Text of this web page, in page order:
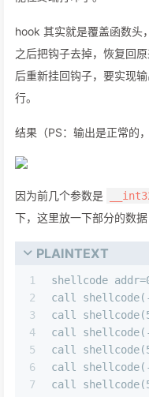
hook 其实就是覆盖函数头
之后把钩子去掉，恢复回
后重新挂回钩子，要实现
行。
结果（PS：输出是正常的
因为前几个参数是
下，这里放一下部分的数据
PLAINTEXT
1
2
3
4
5
6
7
shellcode
call shellcode(-
call
call shellcode(-
call
call shellcode(-
call